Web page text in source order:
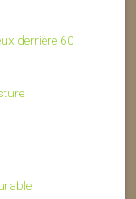
derrière 60